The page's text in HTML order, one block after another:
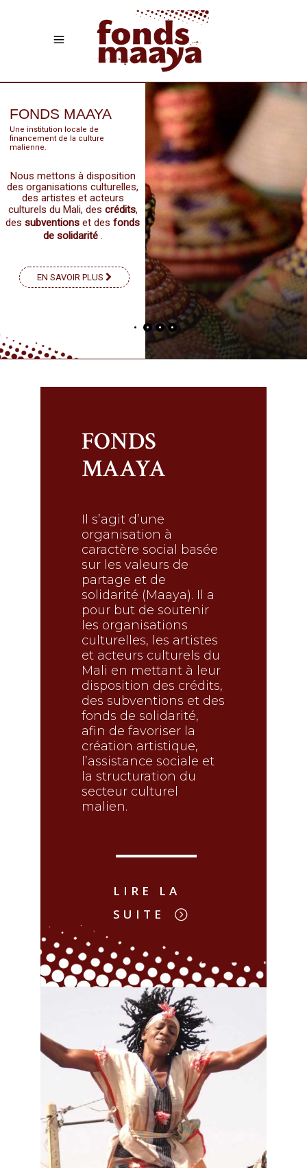
FONDS MAAYA
Une institution locale de
financement de la culture
malienne.
Nous mettons à disposition
des organisations culturelles,
des artistes et acteurs
culturels du Mali, des crédits,
dessubventions et desfonds
de solidarité .
EN SAVOIR PLUS
FONDS
MAAYA
Il s’agit d’une
organisation à
caractère social basée
sur les valeurs de
partage et de
solidarité (Maaya). Il a
pour but de soutenir
les organisations
culturelles, les artistes
et acteurs culturels du
Mali en mettant à leur
disposition des crédits,
des subventions et des
fonds de solidarité,
afin de favoriser la
création artistique,
l’assistance sociale et
la structuration du
secteur culturel
malien.
LIRE LA
SUITE